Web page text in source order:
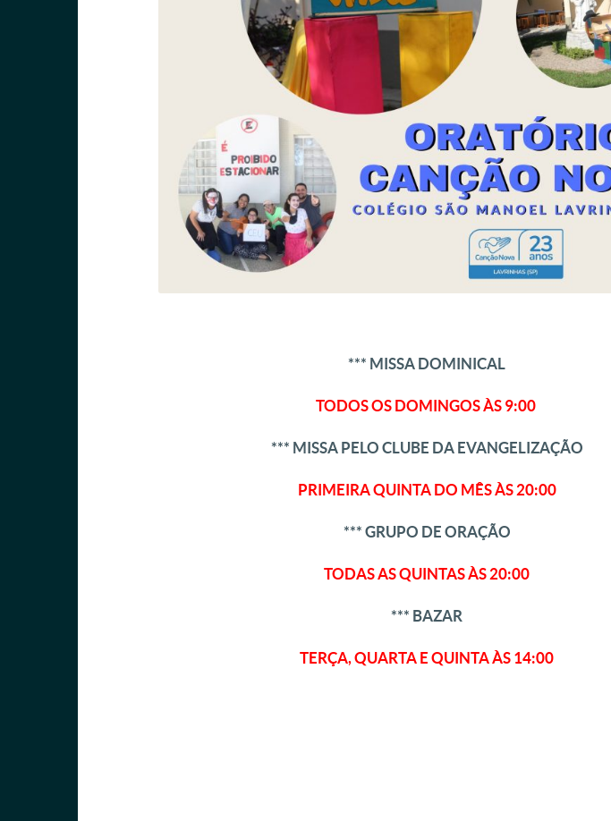
*** MISSA DOMINICAL
TODOS OS DOMINGOS ÀS 9:00
*** MISSA PELO CLUBE DA EVANGELIZAÇÃO
PRIMEIRA QUINTA DO MÊS ÀS 20:00
*** GRUPO DE ORAÇÃO
TODAS AS QUINTAS ÀS 20:00
*** BAZAR
TERÇA, QUARTA E QUINTA ÀS 14:00